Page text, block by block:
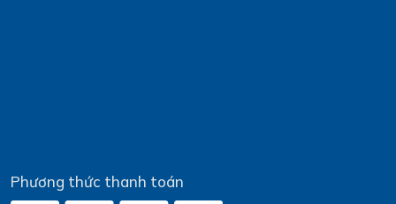
Phương thức thanh toán